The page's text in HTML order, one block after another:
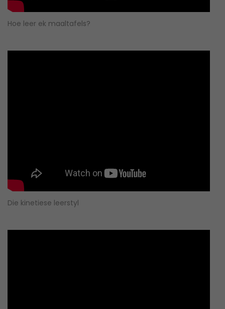
Hoe leer ek maaltafels?
Die kinetiese leerstyl